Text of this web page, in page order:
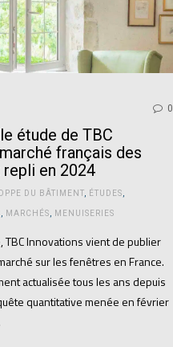
0
étude de TBC
français des
en 2024
DU BÂTIMENT ÉTUDES
MARCHÉS MENUISERIES
TBC Innovations vient de publier
sur les fenêtres en France.
actualisée tous les ans depuis
quantitative menée en février